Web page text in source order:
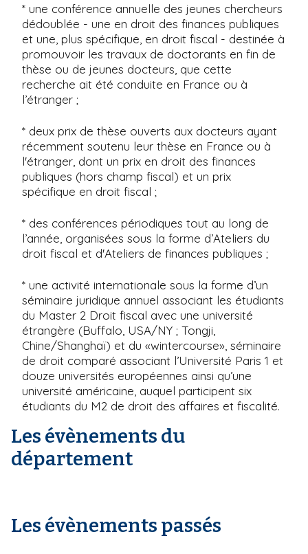
* une conférence annuelle des jeunes chercheurs
dédoublée - une en droit des finances publiques
et une, plus spécifique, en droit fiscal - destinée à
promouvoir les travaux de doctorants en fin de
thèse ou de jeunes docteurs, que cette
recherche ait été conduite en France ou à
l’étranger ;
* deux prix de thèse ouverts aux docteurs ayant
récemment soutenu leur thèse en France ou à
l'étranger, dont un prix en droit des finances
publiques (hors champ fiscal) et un prix
spécifique en droit fiscal ;
* des conférences périodiques tout au long de
l’année, organisées sous la forme d’Ateliers du
droit fiscal et d'Ateliers de finances publiques ;
* une activité internationale sous la forme d’un
séminaire juridique annuel associant les étudiants
du Master 2 Droit fiscal avec une université
étrangère (Buffalo, USA/NY ; Tongji,
Chine/Shanghaï) et du «wintercourse», séminaire
de droit comparé associant l’Université Paris 1 et
douze universités européennes ainsi qu’une
université américaine, auquel participent six
étudiants du M2 de droit des affaires et fiscalité.
Les évènements du
département
Les évènements passés